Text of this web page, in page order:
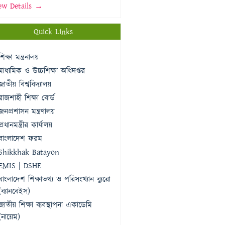
Details →
Quick Links
মন্ত্রনালয়
ও উচ্চশিক্ষা অধিদপ্তর
বিশ্ববিদ্যালয়
শিক্ষা বোর্ড
মন্ত্রণালয়
কার্যালয়
ফরম
Batayon
| DSHE
শিক্ষাতথ্য ও পরিসংখ্যান ব্যুরো
শিক্ষা ব্যবস্থাপনা একাডেমি